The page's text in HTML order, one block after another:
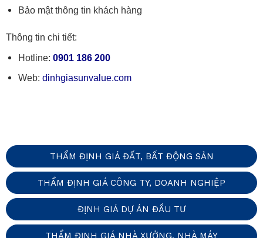
Bảo mật thông tin khách hàng
Thông tin chi tiết:
Hotline: 0901 186 200
Web: dinhgiasunvalue.com
THẨM ĐỊNH GIÁ ĐẤT, BẤT ĐỘNG SẢN
THẨM ĐỊNH GIÁ CÔNG TY, DOANH NGHIỆP
ĐỊNH GIÁ DỰ ÁN ĐẦU TƯ
THẨM ĐỊNH GIÁ NHÀ XƯỞNG, NHÀ MÁY